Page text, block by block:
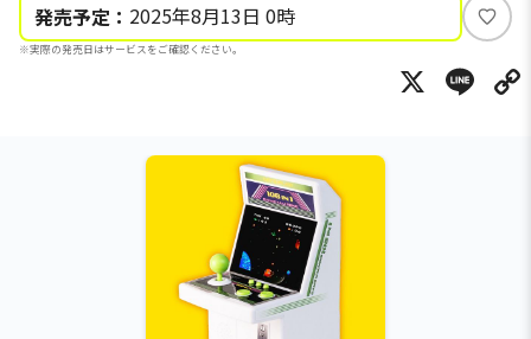
発売予定： 2025年8月13日 0時
※実際の発売日はサービスをご確認ください。
い
ね
X